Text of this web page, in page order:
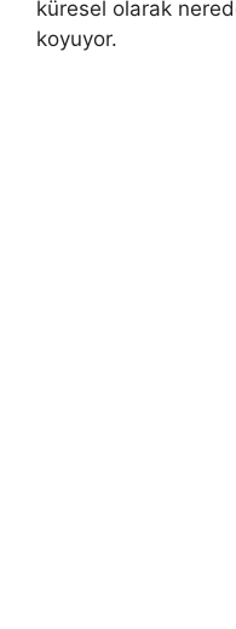
küresel olarak
koyuyor.